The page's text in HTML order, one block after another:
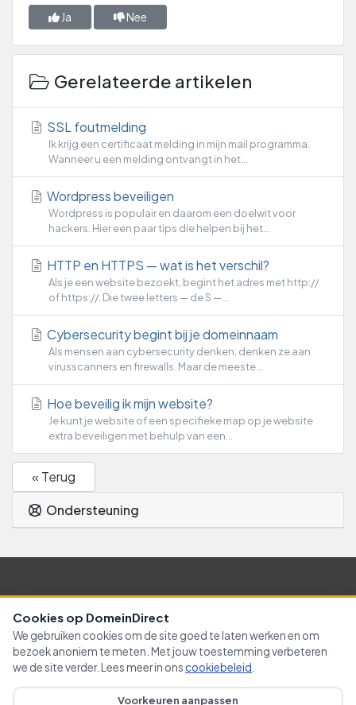
Ja Nee
Gerelateerde artikelen
SSL foutmelding
Ik krijg een certificaat melding in mijn mail programma.
Wanneer u een melding ontvangt in het...
Wordpress beveiligen
Wordpress is populair en daarom een doelwit voor
hackers. Hier een paar tips die helpen bij het...
HTTP en HTTPS — wat is het verschil?
Als je een website bezoekt, begint het adres met http://
of https://. Die twee letters — de S —...
Cybersecurity begint bij je domeinnaam
Als mensen aan cybersecurity denken, denken ze aan
virusscanners en firewalls. Maar de meeste...
Hoe beveilig ik mijn website?
Je kunt je website of een specifieke map op je website
extra beveiligen met behulp van een...
« Terug
Ondersteuning
Contact algemene voorwaarden
Copyright © 2026 Domein-Direct. Alle rechten zijn
Cookies op DomeinDirect
We gebruiken cookies om de site goed te laten werken en om
bezoek anoniem te meten. Met jouw toestemming verbeteren
we de site verder. Lees meer in ons cookiebeleid
Voorkeuren aanpassen